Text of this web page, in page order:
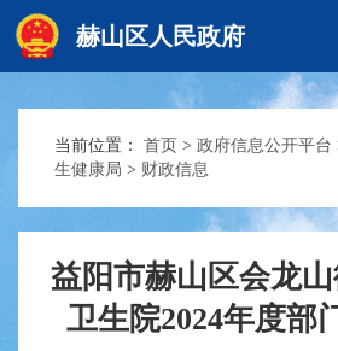
赫山区人民政府
赫山首页
信息公开
当前位置： 首页 > 政府信息公开平台
生健康局 > 财政信息
益阳市赫山区会龙
卫生院2024年度部